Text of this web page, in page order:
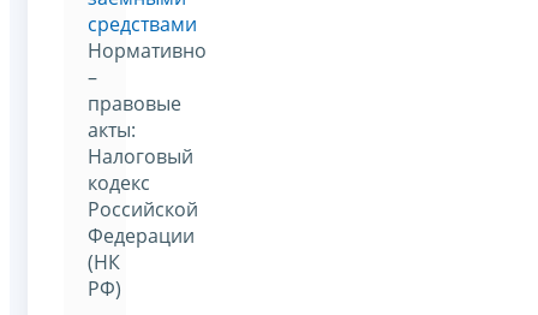
средствами
Нормативно
–
правовые
акты:
Налоговый
кодекс
Российской
Федерации
(НК
РФ)